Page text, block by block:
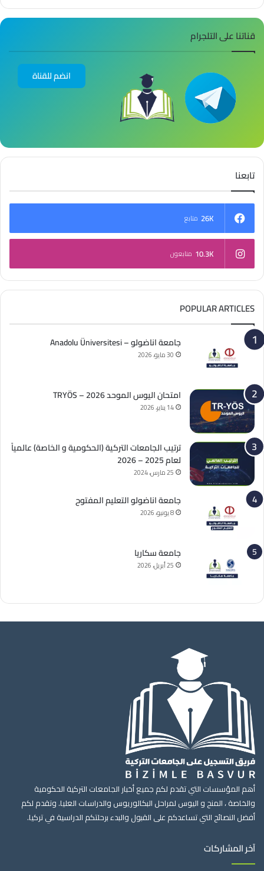
قناتنا على التلجرام
انضم للقناة
تابعنا
26K متابع
10.3K متابعون
POPULAR ARTICLES
جامعة اناضولو – Anadolu Üniversitesi
30 مايو، 2026
امتحان اليوس الموحد 2026 – TRYÖS
14 يناير، 2026
ترتيب الجامعات التركية (الحكومية و الخاصة) عالمياً
لعام 2025 – 2026
25 مارس، 2024
جامعة اناضولو التعليم المفتوح
8 يونيو، 2026
جامعة سكاريا
25 أبريل، 2026
أهم المؤسسات التي تقدم لكم جميع أخبار الجامعات التركية الحكومية
والخاصة ، المنح و اليوس لمراحل البكالوريوس والدراسات العليا. وتقدم لكم
أفضل النصائح التي تساعدكم على القبول والبدء برحلتكم الدراسية في تركيا.
آخر المشاركات